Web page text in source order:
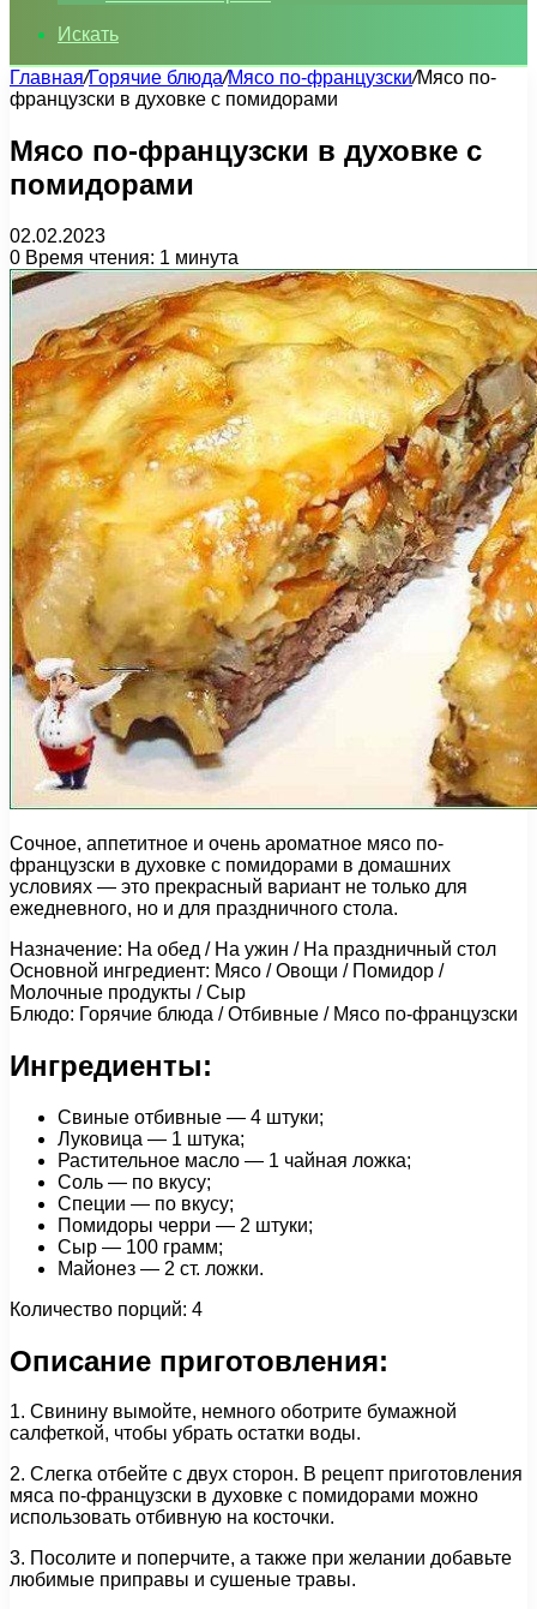
Искать
Главная/Горячие блюда/Мясо по-французски/Мясо по-
французски в духовке с помидорами
Мясо по-французски в духовке с
помидорами
02.02.2023
0 Время чтения: 1 минута
Сочное, аппетитное и очень ароматное мясо по-
французски в духовке с помидорами в домашних
условиях — это прекрасный вариант не только для
ежедневного, но и для праздничного стола.
Назначение: На обед / На ужин / На праздничный стол
Основной ингредиент: Мясо / Овощи / Помидор /
Молочные продукты / Сыр
Блюдо: Горячие блюда / Отбивные / Мясо по-французски
Ингредиенты:
Свиные отбивные — 4 штуки;
Луковица — 1 штука;
Растительное масло — 1 чайная ложка;
Соль — по вкусу;
Специи — по вкусу;
Помидоры черри — 2 штуки;
Сыр — 100 грамм;
Майонез — 2 ст. ложки.
Количество порций: 4
Описание приготовления:
1. Свинину вымойте, немного оботрите бумажной
салфеткой, чтобы убрать остатки воды.
2. Слегка отбейте с двух сторон. В рецепт приготовления
мяса по-французски в духовке с помидорами можно
использовать отбивную на косточки.
3. Посолите и поперчите, а также при желании добавьте
любимые приправы и сушеные травы.